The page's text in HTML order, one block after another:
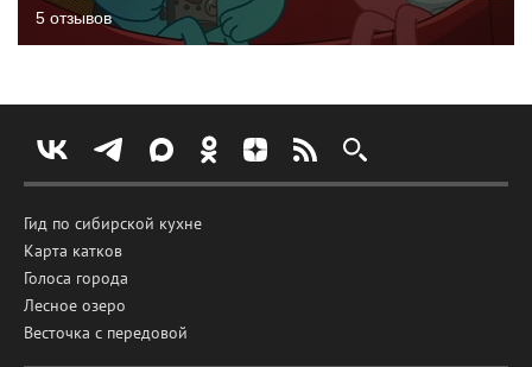
5 отзывов
Гид по сибирской кухне
Карта катков
Голоса города
Лесное озеро
Весточка с передовой